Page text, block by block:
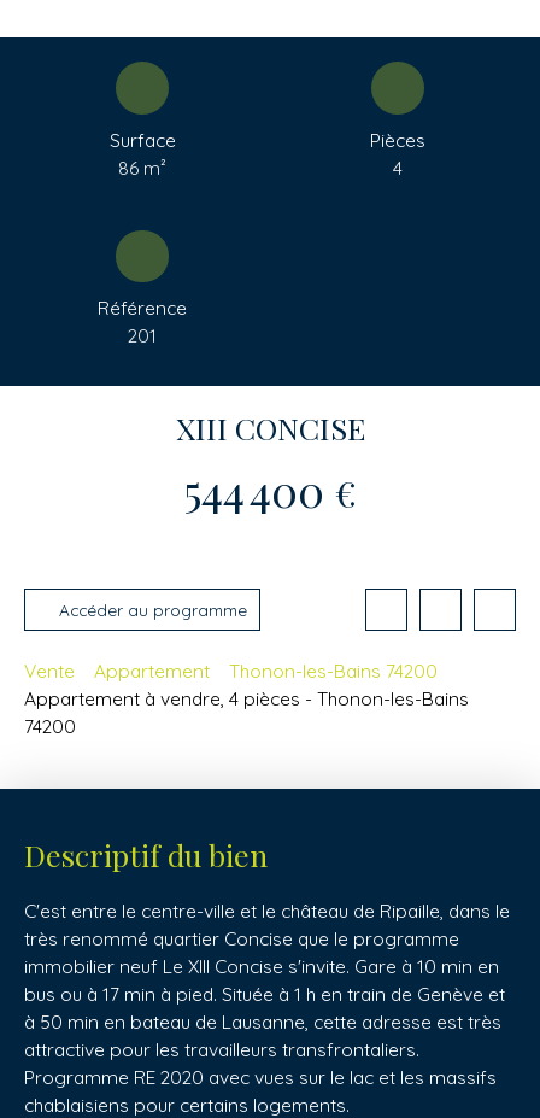
Surface
86 m²
Pièces
4
Référence
201
XIII CONCISE
544 400 €
Accéder au programme
Vente Appartement
Thonon-les-Bains 74200
Appartement à vendre, 4 pièces - Thonon-les-Bains
74200
Descriptif du bien
C'est entre le centre-ville et le château de Ripaille, dans le
très renommé quartier Concise que le programme
immobilier neuf Le XIII Concise s'invite. Gare à 10 min en
bus ou à 17 min à pied. Située à 1 h en train de Genève et
à 50 min en bateau de Lausanne, cette adresse est très
attractive pour les travailleurs transfrontaliers.
Programme RE 2020 avec vues sur le lac et les massifs
chablaisiens pour certains logements.